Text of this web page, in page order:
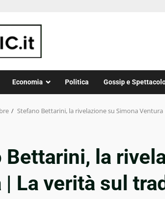
Economia Politica Gossip e
Stefano Bettarini, la rivelazione su Simona
Bettarini, la
| La verità sul